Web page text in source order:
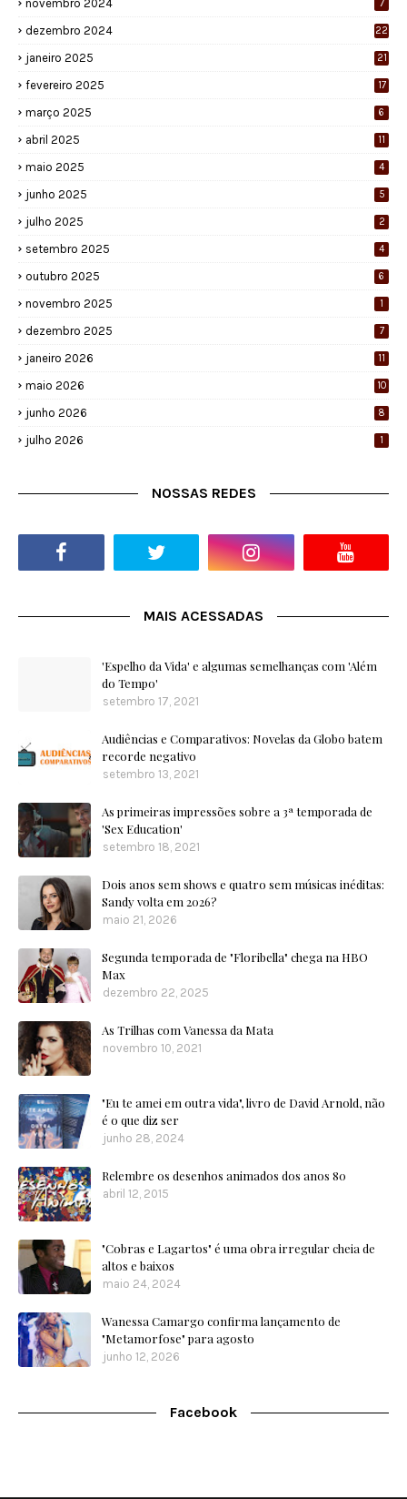
novembro 2024 7
dezembro 2024 22
janeiro 2025 21
fevereiro 2025 17
março 2025 6
abril 2025 11
maio 2025 4
junho 2025 5
julho 2025 2
setembro 2025 4
outubro 2025 6
novembro 2025 1
dezembro 2025 7
janeiro 2026 11
maio 2026 10
junho 2026 8
julho 2026 1
NOSSAS REDES
MAIS ACESSADAS
'Espelho da Vida' e algumas semelhanças com 'Além
do Tempo'
setembro 17, 2021
Audiências e Comparativos: Novelas da Globo batem
recorde negativo
setembro 13, 2021
As primeiras impressões sobre a 3ª temporada de
'Sex Education'
setembro 18, 2021
Dois anos sem shows e quatro sem músicas inéditas:
Sandy volta em 2026?
maio 21, 2026
Segunda temporada de "Floribella" chega na HBO
Max
dezembro 22, 2025
As Trilhas com Vanessa da Mata
novembro 10, 2021
"Eu te amei em outra vida", livro de David Arnold, não
é o que diz ser
junho 28, 2024
Relembre os desenhos animados dos anos 80
abril 12, 2015
"Cobras e Lagartos" é uma obra irregular cheia de
altos e baixos
maio 24, 2024
Wanessa Camargo confirma lançamento de
"Metamorfose" para agosto
junho 12, 2026
Facebook